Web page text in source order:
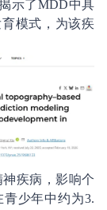
示了MDD中具
模式，为该疾
疾病，影响个
少年中约为3.